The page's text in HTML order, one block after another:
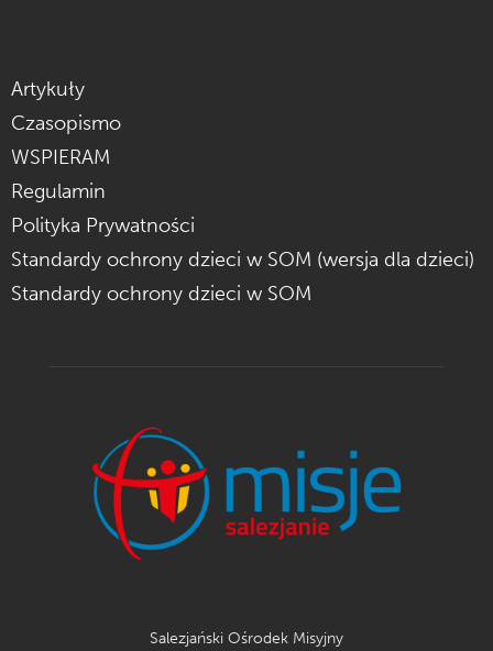
Artykuły
Czasopismo
WSPIERAM
Regulamin
Polityka Prywatności
Standardy ochrony dzieci w SOM (wersja dla dzieci)
Standardy ochrony dzieci w SOM
Salezjański Ośrodek Misyjny